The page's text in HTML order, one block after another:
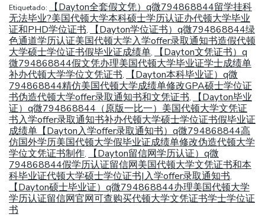
Etiquetado:
【Dayton全套假文凭）q微794868844留学挂科
无法毕业?美国代顿大学本科硕士学历认证办代顿大学毕业
证和PHD学位证书,
【Dayton学位证书）q微794868844绿
色通道学历认证美国代顿大学入学offer录取通知书造假代顿
大学硕士学位证书假毕业证成绩单,
【Dayton文凭证书）q
微794868844假文凭办理美国代顿大学毕业证学士成绩单
补办代顿大学学位文凭证书,
【Dayton本科毕业证）q微
794868844精仿美国代顿大学成绩单修改GPA硕士学位证
书伪造代顿大学offer录取通知书和文凭证书,
【Dayton毕业
证）q微794868844（原版一比一）美国代顿大学文凭证
书入学offer录取通知书补办代顿大学硕士学位证书假毕业证
成绩单【Dayton入学offer录取通知书）q微794868844高
仿国外学历美国代顿大学假毕业证成绩单修改伪造代顿大学
学位文凭证书制作,
【Dayton留信网学历认证）q微
794868844假学历认证留信网美国代顿大学文凭证书和本
科毕业证代顿大学硕士学位证书|入学offer录取通知书,
【Dayton硕士毕业证）q微794868844办理美国代顿大学
学历认证留信网官网可查购买代顿大学文凭证书学士学位证
书